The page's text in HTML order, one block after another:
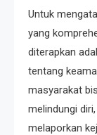
Untuk
yang
diterapkan
tentang
masyarakat
melindungi
melaporkan